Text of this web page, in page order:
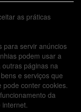
as práticas
para servir anúncios
podem usar a
páginas na
e serviços que
pode conter cookies.
da
internet.